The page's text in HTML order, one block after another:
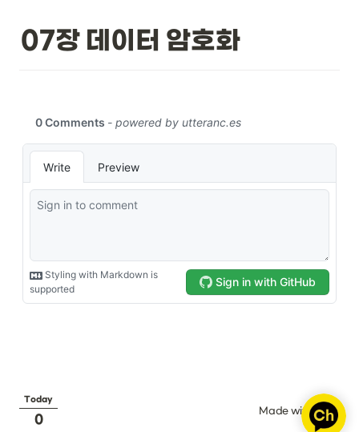
07장 데이터 암호화
Today
0
Made with